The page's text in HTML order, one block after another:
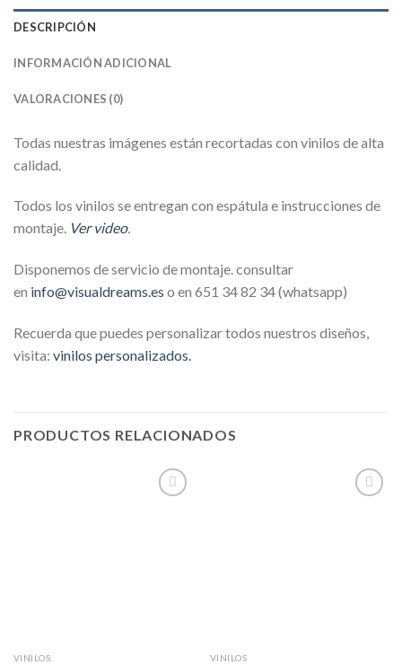
DESCRIPCIÓN
INFORMACIÓN ADICIONAL
VALORACIONES (0)
Todas nuestras imágenes están recortadas con vinilos de alta
calidad.
Todos los vinilos se entregan con espátula e instrucciones de
montaje. Ver video.
Disponemos de servicio de montaje. consultar
en info@visualdreams.es o en 651 34 82 34 (whatsapp)
Recuerda que puedes personalizar todos nuestros diseños,
visita: vinilos personalizados.
PRODUCTOS RELACIONADOS
VINILOS VINILOS